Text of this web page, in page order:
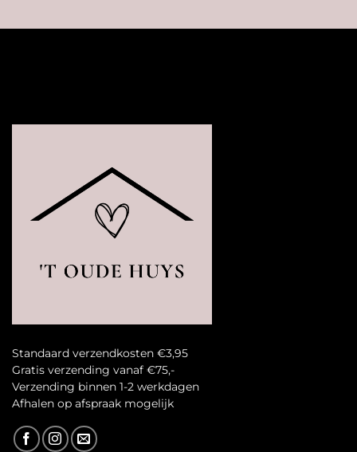
Standaard verzendkosten €3,95
Gratis verzending vanaf €75,-
Verzending binnen 1-2 werkdagen
Afhalen op afspraak mogelijk